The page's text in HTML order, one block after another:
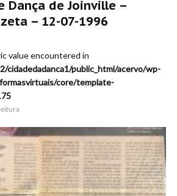
Dança de Joinville –
– 12-07-1996
value encountered in
cidadedadanca1/public_html/acervo/wp-
core/template-